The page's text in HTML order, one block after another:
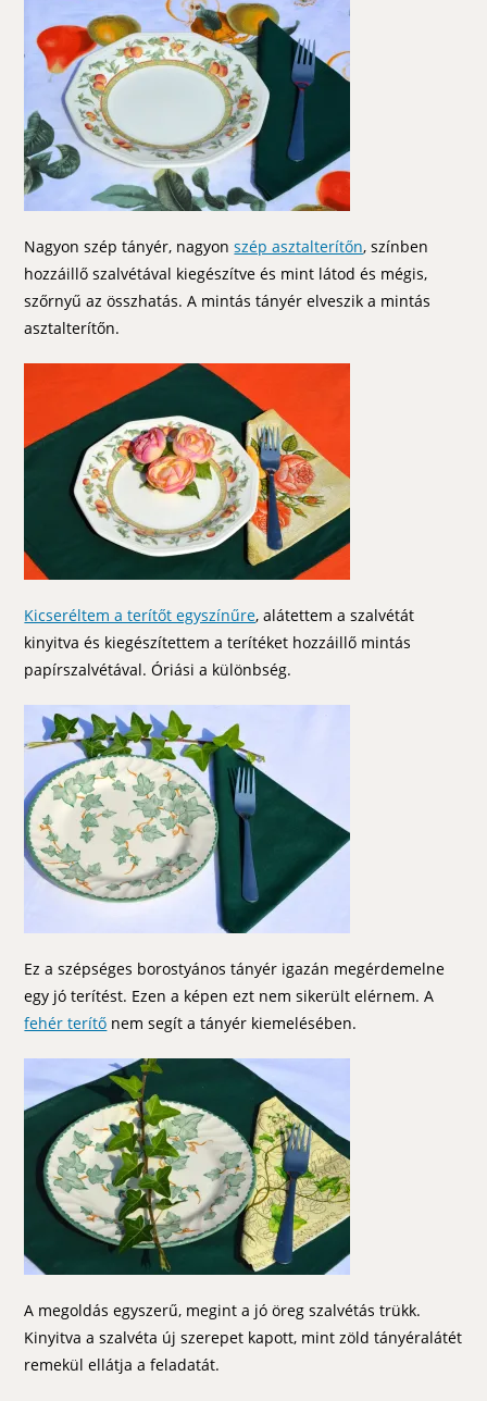
Nagyon szép tányér, nagyonszép asztalterítőn, színben
hozzáillő szalvétával kiegészítve és mint látod és mégis,
szőrnyű az összhatás. A mintás tányér elveszik a mintás
asztalterítőn.
Kicseréltem a terítőt egyszínűre, alátettem a szalvétát
kinyitva és kiegészítettem a terítéket hozzáillő mintás
papírszalvétával. Óriási a különbség.
Ez a szépséges borostyános tányér igazán megérdemelne
egy jó terítést. Ezen a képen ezt nem sikerült elérnem. A
fehér terítő nem segít a tányér kiemelésében.
A megoldás egyszerű, megint a jó öreg szalvétás trükk.
Kinyitva a szalvéta új szerepet kapott, mint zöld tányéralátét
remekül ellátja a feladatát.